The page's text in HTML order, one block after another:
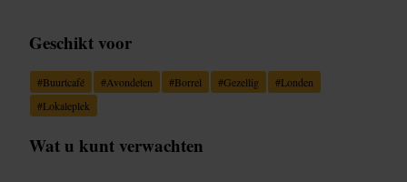
Geschikt voor
#Buurtcafé #Avondeten #Borrel #Gezellig #Londen
#Lokaleplek
Wat u kunt verwachten